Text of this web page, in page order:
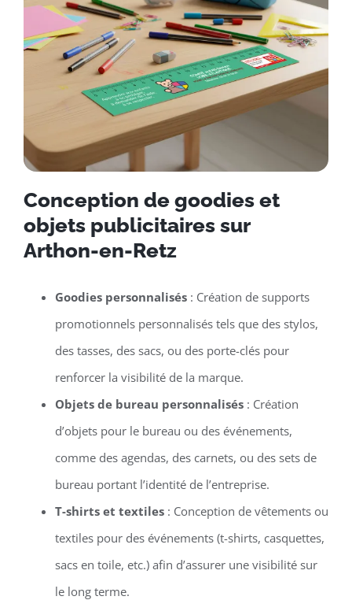
Conception de goodies et
objets publicitaires sur
Arthon-en-Retz
Goodies personnalisés: Création de supports
promotionnels personnalisés tels que des stylos,
des tasses, des sacs, ou des porte-clés pour
renforcer la visibilité de la marque.
Objets de bureau personnalisés: Création
d’objets pour le bureau ou des événements,
comme des agendas, des carnets, ou des sets de
bureau portant l’identité de l’entreprise.
T-shirts et textiles: Conception de vêtements ou
textiles pour des événements (t-shirts, casquettes,
sacs en toile, etc.) afin d’assurer une visibilité sur
le long terme.